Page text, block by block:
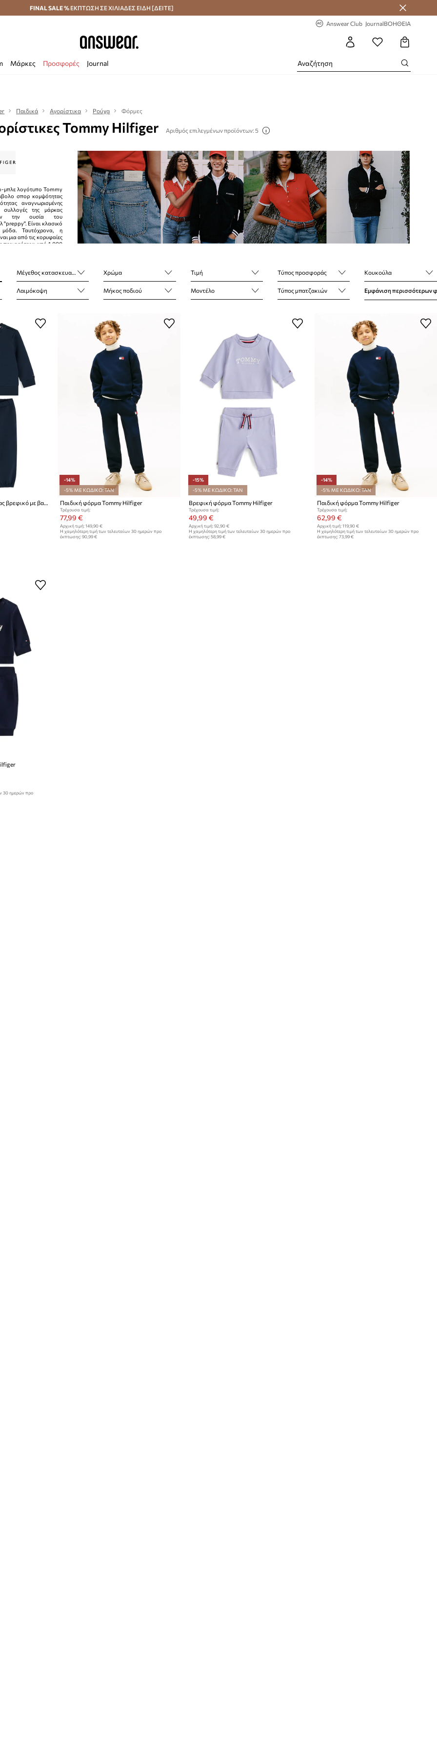
άνω των 70 € Αποστολή σε 24 ώρες Εξοικονομήστε με το Answear Club
FINAL SALE % ΕΚΠΤΩΣΗ ΣΕ ΧΙΛΙΑΔΕΣ ΕΙΔΗ [ΔΕΙΤΕ]
Answear Club JournalΒΟΗΘΕΙΑ
Μάρκες Προσφορές Journal
Παιδικά Αγορίστικα Ρούχα Φόρμες
Tommy Hilfiger Αριθμός επιλεγμένων προϊόντων: 5
μπλε λογότυπο Tommy
σπορ κομψότητας
αναγνωρισμένης
συλλογές της μάρκας
την ουσία του
"preppy". Είναι κλασικό
μόδα. Ταυτόχρονα, η
μια από τις κορυφαίες
περισσότερα από 1.000
Μέγεθος κατασκευαστή Χρώμα Τιμή Τύπος προσφοράς Κουκούλα
Λαιμόκοψη Μήκος ποδιού Μοντέλο Τύπος μπατζακιών Εμφάνιση περισσότερων
Tommy Hilfiger σετ φόρμας βρεφικό με βαμβάκι
-14%
-5% ΜΕ ΚΩΔΙΚΟ: TAN
Παιδική φόρμα Tommy Hilfiger
Τρέχουσα τιμή:
77,99 €
Αρχική τιμή: 149,90 €
Η χαμηλότερη τιμή των τελευταίων 30 ημερών προ
έκπτωσης: 90,99 €
-15%
-5% ΜΕ ΚΩΔΙΚΟ: TAN
Βρεφική φόρμα Tommy Hilfiger
Τρέχουσα τιμή:
49,99 €
Αρχική τιμή: 92,90 €
Η χαμηλότερη τιμή των τελευταίων 30 ημερών προ
έκπτωσης: 58,99 €
-14%
-5% ΜΕ ΚΩΔΙΚΟ: TAN
Παιδική φόρμα Tommy Hilfiger
Τρέχουσα τιμή:
62,99 €
Αρχική τιμή: 119,90 €
Η χαμηλότερη τιμή των τελευταίων 30 ημερών προ
έκπτωσης: 73,99 €
30 ημερών προ